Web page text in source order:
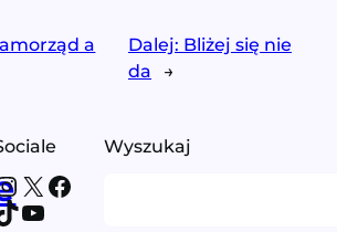
a
Dalej: Bliżej się nie
da
→
X Facebook
YouTube
Wyszukaj